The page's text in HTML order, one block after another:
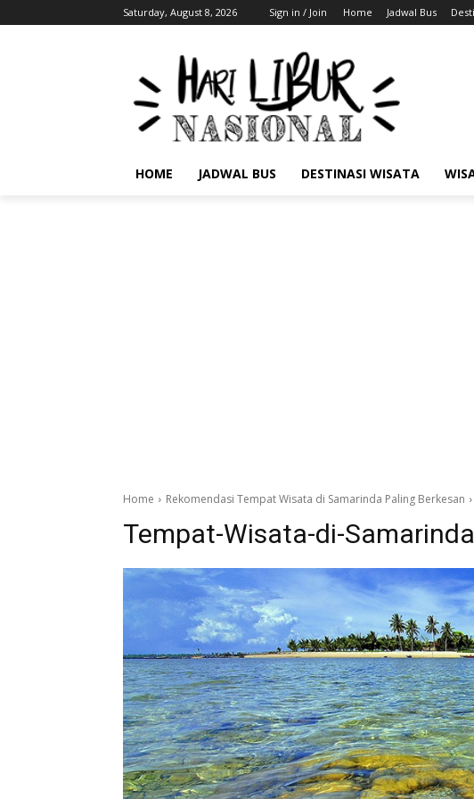
Saturday, August 8, 2026 Sign in / Join Home Jadwal Bus
HOME JADWAL BUS DESTINASI WISATA
Home Rekomendasi Tempat Wisata di Samarinda Paling Berkesan
Tempat-Wisata-di-Samarinda